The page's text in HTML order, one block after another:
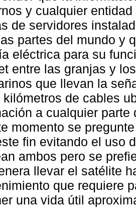
y cualquier
de servidores
partes del mundo y
eléctrica para su
entre las granjas y
que llevan la
kilómetros de cables
a cualquier
momento se
fin evitando el uso
ambos pero se
llevar el satélite
que requiere
una vida útil